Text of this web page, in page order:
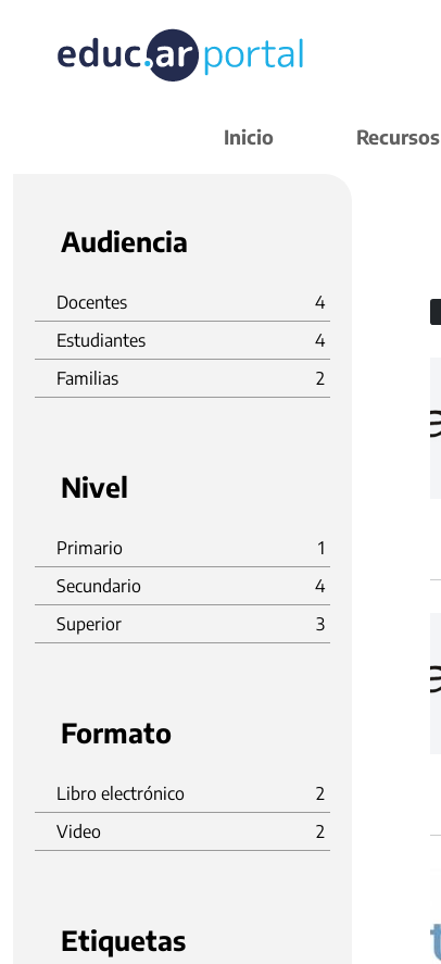
Inicio Recursos
Audiencia
Docentes
4
Estudiantes
4
Familias
2
Nivel
Primario
1
Secundario
4
Superior
3
Formato
Libro electrónico
2
Video
2
Etiquetas